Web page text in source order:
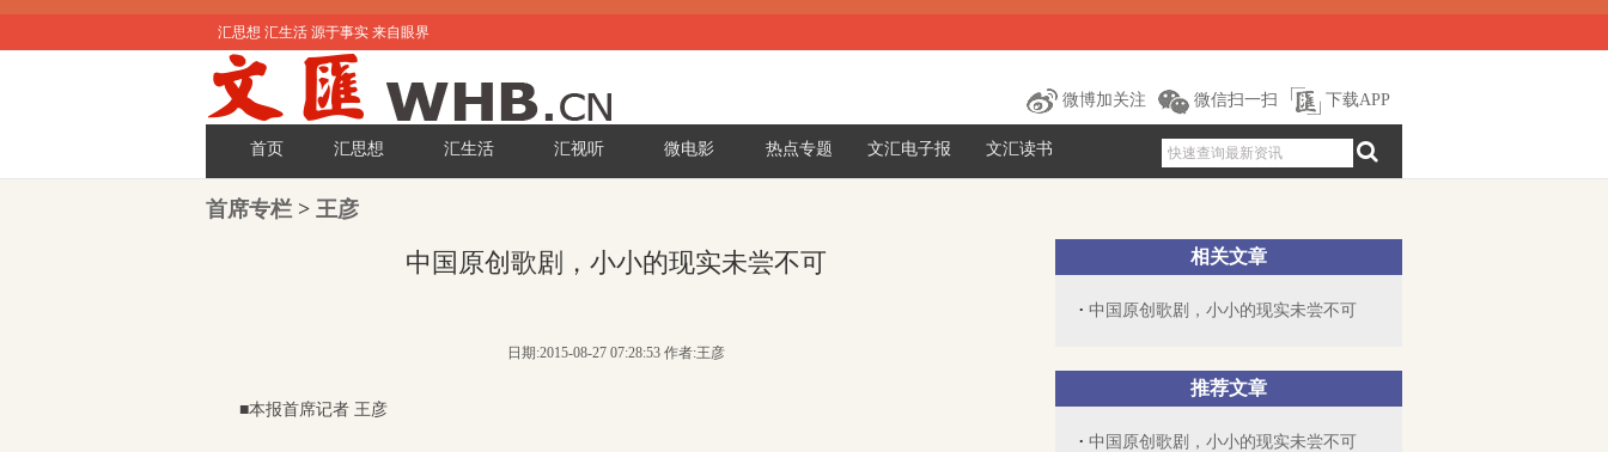
汇思想 汇生活 源于事实 来自眼界
微博加关注 微信扫一扫 下载APP
首页 汇思想 汇生活 汇视听 微电影 热点专题 文汇电子报 文汇读书
首席专栏 > 王彦
相关文章
中国原创歌剧，小小的现实未尝不可
推荐文章
中国原创歌剧，小小的现实未尝不可
中国原创歌剧，小小的现实未尝不可
日期:2015-08-27 07:28:53 作者:王彦
■本报首席记者 王彦